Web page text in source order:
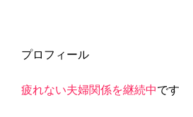
プロフィール
疲れない夫婦関係を継続中です